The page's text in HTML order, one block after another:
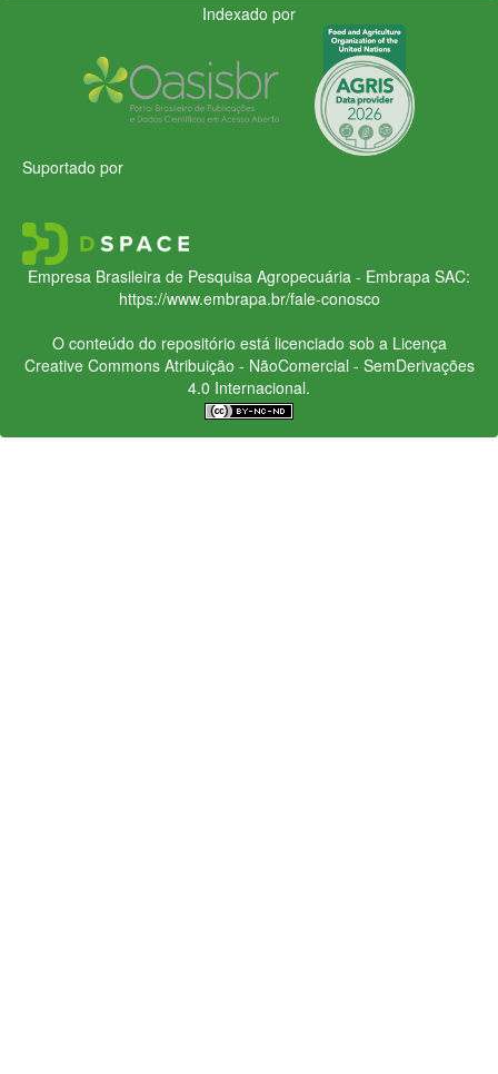
Indexado por
Suportado por
Empresa Brasileira de Pesquisa Agropecuária - Embrapa SAC:
https://www.embrapa.br/fale-conosco
O conteúdo do repositório está licenciado sob a Licença
Creative CommonsAtribuição - NãoComercial - SemDerivações
4.0 Internacional.